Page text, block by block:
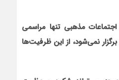
مذهبی تنها مراسمی
نمی‌شود، از این ظرفیت‌ها